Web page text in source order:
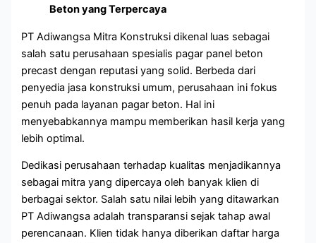
Beton yang Terpercaya
PT Adiwangsa Mitra Konstruksi dikenal luas sebagai
salah satu perusahaan spesialis pagar panel beton
precast dengan reputasi yang solid. Berbeda dari
penyedia jasa konstruksi umum, perusahaan ini fokus
penuh pada layanan pagar beton. Hal ini
menyebabkannya mampu memberikan hasil kerja yang
lebih optimal.
Dedikasi perusahaan terhadap kualitas menjadikannya
sebagai mitra yang dipercaya oleh banyak klien di
berbagai sektor. Salah satu nilai lebih yang ditawarkan
PT Adiwangsa adalah transparansi sejak tahap awal
perencanaan. Klien tidak hanya diberikan daftar harga